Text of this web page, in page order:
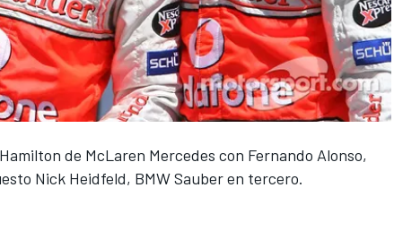
de McLaren Mercedes con Fernando Alonso,
Nick Heidfeld, BMW Sauber en tercero.